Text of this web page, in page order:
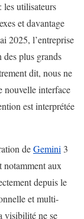
utilisateurs
et davantage
2025, l’entreprise
plus grands
dit, nous ne
nouvelle interface
est interprétée
deGemini 3
notamment aux
depuis le
et multi-
visibilité ne se